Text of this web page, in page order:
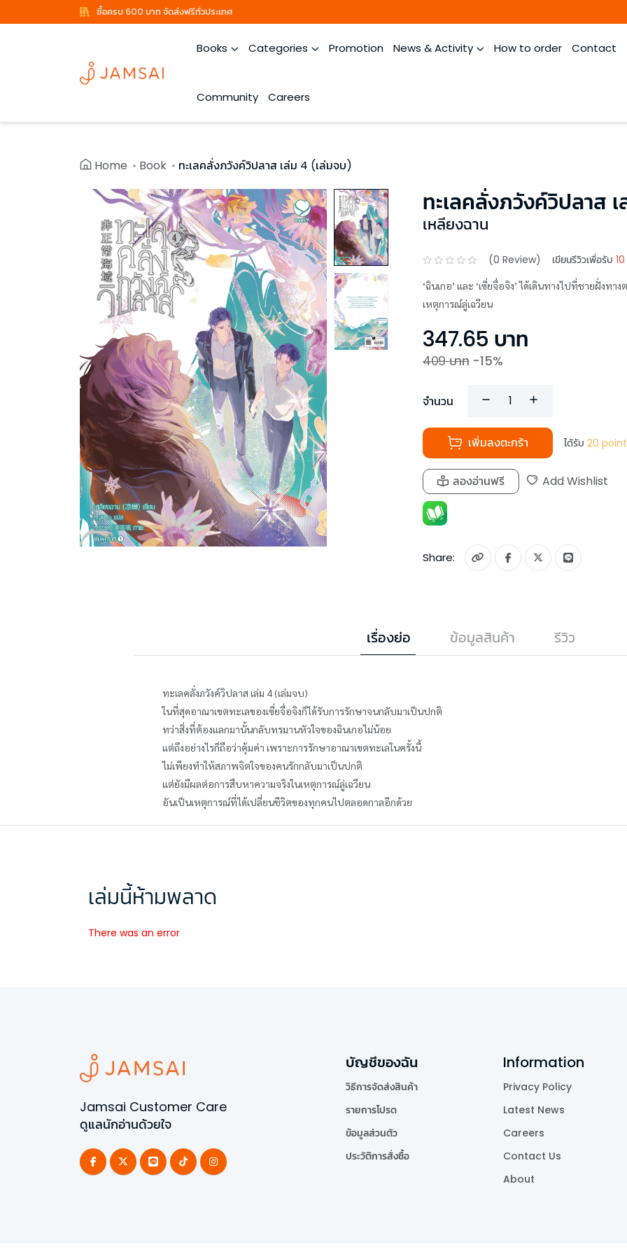
ซื้อครบ 600 บาท จัดส่งฟรีทั่วประเทศ
Books Categories Promotion News & Activity How to order Contact
Community Careers
Home Book ทะเลคลั่งภวังค์วิปลาส เล่ม 4 (เล่มจบ)
ทะเลคลั่งภวังค์วิปลาส
เหลียงฉาน
(0 Review) เขียนรีวิวเพื่อรับ
‘ฉินเกอ’ และ ‘เซี่ยจื่อจิง’ ได้เดินทางไปที่ชายฝั่ง
เหตุการณ์ลู่เฉวียน
347.65 บาท
409บาท -15%
จำนวน
เพิ่มลงตะกร้า ได้รับ 20
ลองอ่านฟรี Add Wishlist
Share:
เรื่องย่อ ข้อมูลสินค้า รีวิว
ทะเลคลั่งภวังค์วิปลาส เล่ม 4 (เล่มจบ)
ในที่สุดอาณาเขตทะเลของเซี่ยจื่อจิงก็ได้รับการรักษาจนกลับมาเป็นปกติ
ทว่าสิ่งที่ต้องแลกมานั้นกลับทรมานหัวใจของฉินเกอไม่น้อย
แต่ถึงอย่างไรก็ถือว่าคุ้มค่า เพราะการรักษาอาณาเขตทะเลในครั้งนี้
ไม่เพียงทำให้สภาพจิตใจของคนรักกลับมาเป็นปกติ
แต่ยังมีผลต่อการสืบหาความจริงในเหตุการณ์ลู่เฉวียน
อันเป็นเหตุการณ์ที่ได้เปลี่ยนชีวิตของทุกคนไปตลอดกาลอีกด้วย
เล่มนี้ห้ามพลาด
There was an error
Jamsai Customer Care
ดูแลนักอ่านด้วยใจ
บัญชีของฉัน
วิธีการจัดส่งสินค้า
รายการโปรด
ข้อมูลส่วนตัว
ประวัติการสั่งซื้อ
Information
Privacy Policy
Latest News
Careers
Contact Us
About